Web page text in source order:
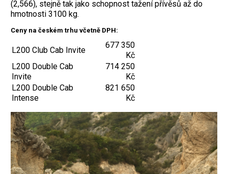
(2,566), stejně tak jako schopnost tažení přívěsů až do
hmotnosti 3100 kg.
Ceny na českém trhu včetně DPH:
L200 Club Cab Invite
677 350
Kč
L200 Double Cab
Invite
714 250
Kč
L200 Double Cab
Intense
821 650
Kč